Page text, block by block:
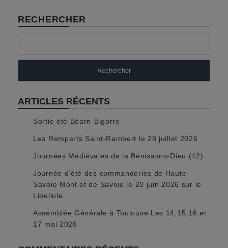
RECHERCHER
Rechercher
ARTICLES RÉCENTS
Sortie été Béarn-Bigorre
Les Remparts Saint-Rambert le 28 juillet 2026
Journées Médiévales de la Bénissons-Dieu (42)
Journée d’été des commanderies de Haute
Savoie Mont et de Savoie le 20 juin 2026 sur le
Libellule.
Assemblée Générale à Toulouse Les 14,15,16 et
17 mai 2026